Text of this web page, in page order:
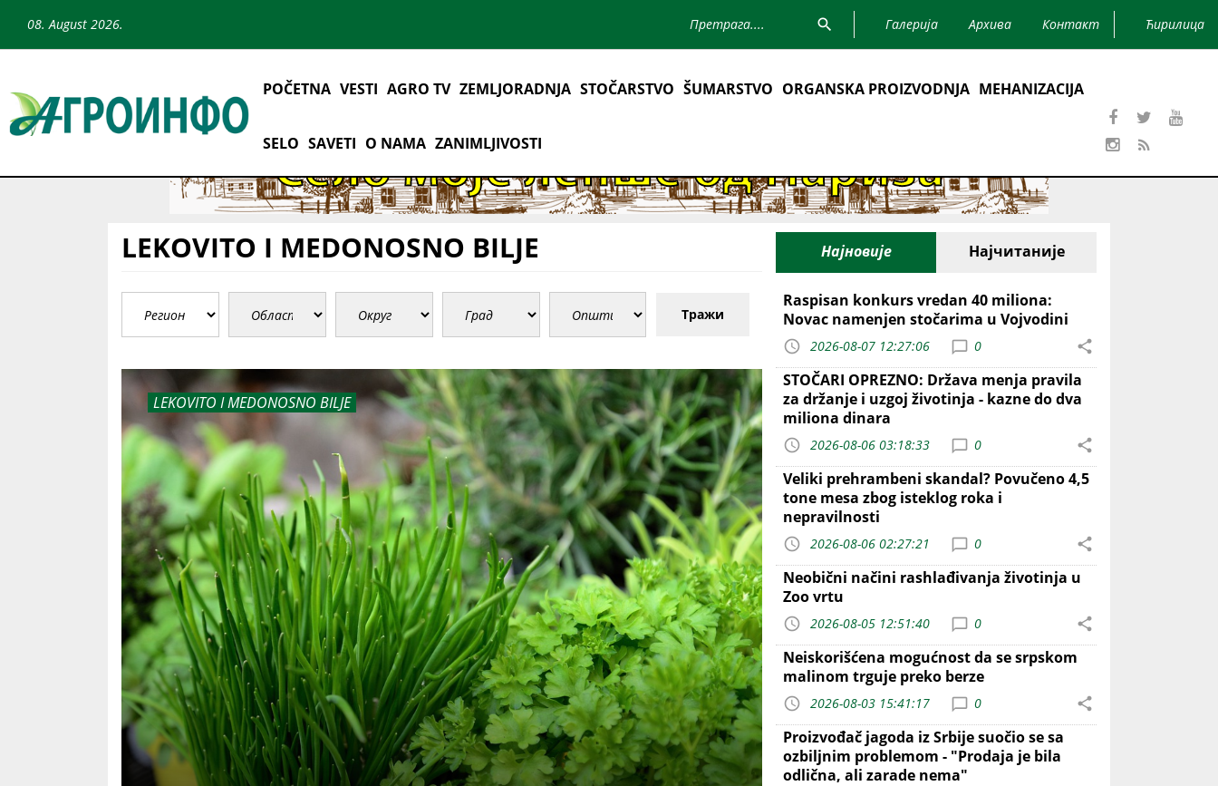
08. August 2026. Галерија Архива Контакт Ћирилица
POČETNA VESTI AGRO TV ZEMLJORADNJA STOČARSTVO ŠUMARSTVO ORGANSKA PROIZVODNJA MEHANIZACIJA
SELO SAVETI O NAMA ZANIMLJIVOSTI
LEKOVITO I MEDONOSNO BILJE
Тражи
LEKOVITO I MEDONOSNO BILJE
Најновије Најчитаније
Raspisan konkurs vredan 40 miliona:
Novac namenjen stočarima u Vojvodini
2026-08-07 12:27:06 0
STOČARI OPREZNO: Država menja pravila
za držanje i uzgoj životinja - kazne do dva
miliona dinara
2026-08-06 03:18:33 0
Veliki prehrambeni skandal? Povučeno 4,5
tone mesa zbog isteklog roka i
nepravilnosti
2026-08-06 02:27:21 0
Neobični načini rashlađivanja životinja u
Zoo vrtu
2026-08-05 12:51:40 0
Neiskorišćena mogućnost da se srpskom
malinom trguje preko berze
2026-08-03 15:41:17 0
Proizvođač jagoda iz Srbije suočio se sa
ozbiljnim problemom - "Prodaja je bila
odlična, ali zarade nema"